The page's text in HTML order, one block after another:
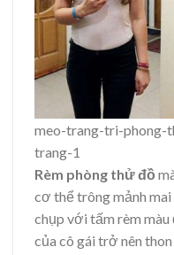
meo-trang-tri-phong-
trang-1
Rèm phòng thử đồ
cơ thể trông mảnh mai
chụp với tấm rèm màu
của cô gái trở nên